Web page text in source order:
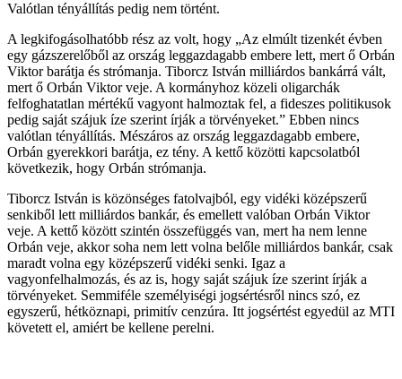
Valótlan tényállítás pedig nem történt.
A legkifogásolhatóbb rész az volt, hogy „Az elmúlt tizenkét évben
egy gázszerelőből az ország leggazdagabb embere lett, mert ő Orbán
Viktor barátja és strómanja. Tiborcz István milliárdos bankárrá vált,
mert ő Orbán Viktor veje. A kormányhoz közeli oligarchák
felfoghatatlan mértékű vagyont halmoztak fel, a fideszes politikusok
pedig saját szájuk íze szerint írják a törvényeket.” Ebben nincs
valótlan tényállítás. Mészáros az ország leggazdagabb embere,
Orbán gyerekkori barátja, ez tény. A kettő közötti kapcsolatból
következik, hogy Orbán strómanja.
Tiborcz István is közönséges fatolvajból, egy vidéki középszerű
senkiből lett milliárdos bankár, és emellett valóban Orbán Viktor
veje. A kettő között szintén összefüggés van, mert ha nem lenne
Orbán veje, akkor soha nem lett volna belőle milliárdos bankár, csak
maradt volna egy középszerű vidéki senki. Igaz a
vagyonfelhalmozás, és az is, hogy saját szájuk íze szerint írják a
törvényeket. Semmiféle személyiségi jogsértésről nincs szó, ez
egyszerű, hétköznapi, primitív cenzúra. Itt jogsértést egyedül az MTI
követett el, amiért be kellene perelni.